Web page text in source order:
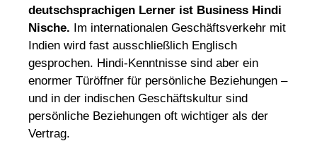
deutschsprachigen Lerner ist Business Hindi
Nische. Im internationalen Geschäftsverkehr mit
Indien wird fast ausschließlich Englisch
gesprochen. Hindi-Kenntnisse sind aber ein
enormer Türöffner für persönliche Beziehungen –
und in der indischen Geschäftskultur sind
persönliche Beziehungen oft wichtiger als der
Vertrag.